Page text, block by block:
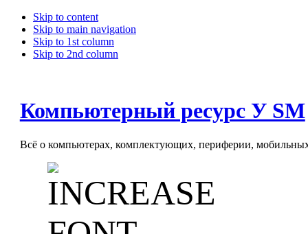
Skip to content
Skip to main navigation
Skip to 1st column
Skip to 2nd column
Компьютерный ресурс У SM
Всё о компьютерах, комплектующих, периферии, мобильных